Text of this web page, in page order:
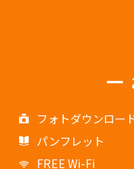
フォトダウンロー
パンフレット
FREE Wi-Fi